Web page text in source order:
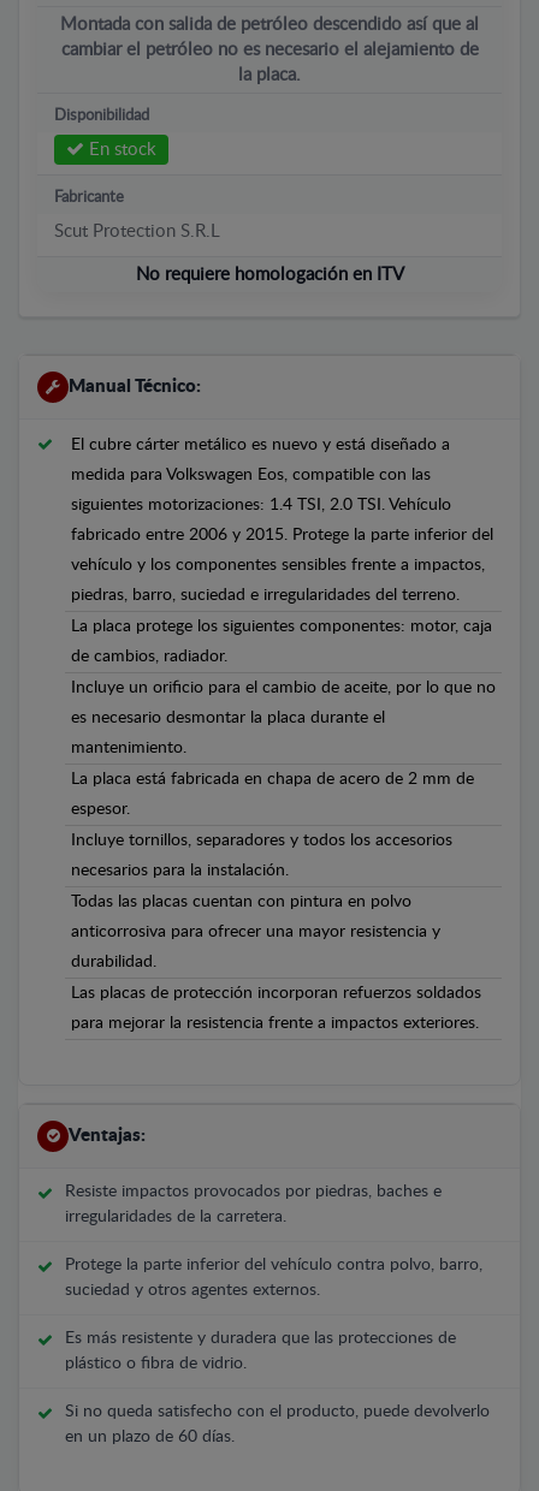
Montada con salida de petróleo descendido así que al
cambiar el petróleo no es necesario el alejamiento de
la placa.
Disponibilidad
En stock
Fabricante
Scut Protection S.R.L
No requiere homologación en ITV
Manual Técnico:
El cubre cárter metálico es nuevo y está diseñado a
medida para Volkswagen Eos, compatible con las
siguientes motorizaciones: 1.4 TSI, 2.0 TSI. Vehículo
fabricado entre 2006 y 2015. Protege la parte inferior del
vehículo y los componentes sensibles frente a impactos,
piedras, barro, suciedad e irregularidades del terreno.
La placa protege los siguientes componentes: motor, caja
de cambios, radiador.
Incluye un orificio para el cambio de aceite, por lo que no
es necesario desmontar la placa durante el
mantenimiento.
La placa está fabricada en chapa de acero de 2 mm de
espesor.
Incluye tornillos, separadores y todos los accesorios
necesarios para la instalación.
Todas las placas cuentan con pintura en polvo
anticorrosiva para ofrecer una mayor resistencia y
durabilidad.
Las placas de protección incorporan refuerzos soldados
para mejorar la resistencia frente a impactos exteriores.
Ventajas:
Resiste impactos provocados por piedras, baches e
irregularidades de la carretera.
Protege la parte inferior del vehículo contra polvo, barro,
suciedad y otros agentes externos.
Es más resistente y duradera que las protecciones de
plástico o fibra de vidrio.
Si no queda satisfecho con el producto, puede devolverlo
en un plazo de 60 días.